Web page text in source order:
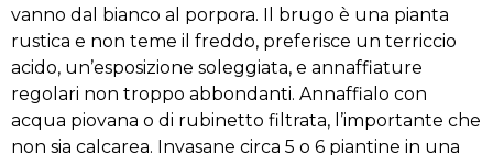
vanno dal bianco al porpora. Il brugo è una pianta
rustica e non teme il freddo, preferisce un terriccio
acido, un’esposizione soleggiata, e annaffiature
regolari non troppo abbondanti. Annaffialo con
acqua piovana o di rubinetto filtrata, l’importante che
non sia calcarea. Invasane circa 5 o 6 piantine in una